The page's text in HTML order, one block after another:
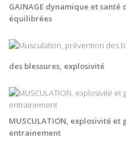
GAINAGE dynamique et santé
équilibrées
des blessures, explosivité
MUSCULATION, explosivité
entrainement